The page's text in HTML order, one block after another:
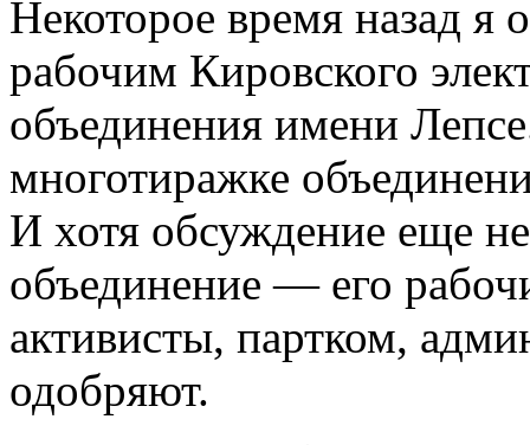
Некоторое время назад я
рабочим Кировского
объединения имени
многотиражке
И хотя обсуждение еще
объединение — его
активисты, партком,
одобряют.